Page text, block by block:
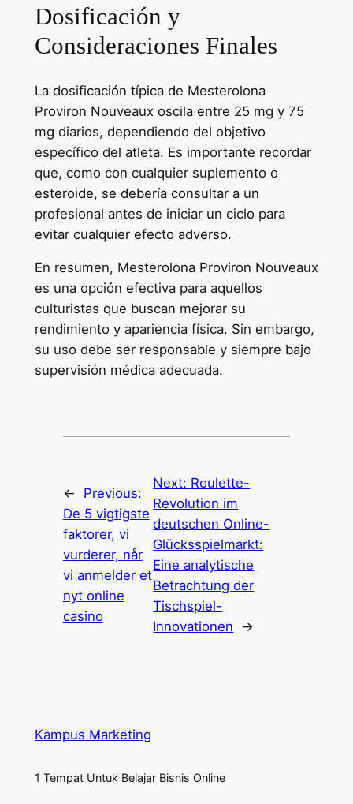
Dosificación y
Consideraciones Finales
La dosificación típica de Mesterolona
Proviron Nouveaux oscila entre 25 mg y 75
mg diarios, dependiendo del objetivo
específico del atleta. Es importante recordar
que, como con cualquier suplemento o
esteroide, se debería consultar a un
profesional antes de iniciar un ciclo para
evitar cualquier efecto adverso.
En resumen, Mesterolona Proviron Nouveaux
es una opción efectiva para aquellos
culturistas que buscan mejorar su
rendimiento y apariencia física. Sin embargo,
su uso debe ser responsable y siempre bajo
supervisión médica adecuada.
←
Previous:
De 5 vigtigste
faktorer, vi
vurderer, når
vi anmelder et
nyt online
casino
Next: Roulette-
Revolution im
deutschen Online-
Glücksspielmarkt:
Eine analytische
Betrachtung der
Tischspiel-
Innovationen
→
Kampus Marketing
1 Tempat Untuk Belajar Bisnis Online